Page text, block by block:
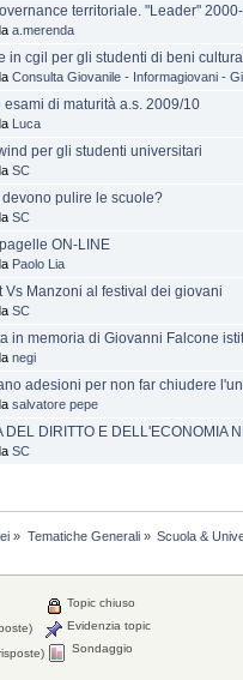
territoriale. "Leader"
a.merenda
in cgil per gli studenti di beni
Consulta Giovanile - Informagiovani -
esami di maturità a.s. 2009/10
Luca
per gli studenti universitari
SC
devono pulire le scuole?
SC
ON-LINE
Paolo Lia
Vs Manzoni al festival dei giovani
SC
in memoria di Giovanni Falcone
negi
adesioni per non far chiudere
salvatore pepe
DEL DIRITTO E DELL'ECONOMIA
SC
» Tematiche Generali» Scuola &
Topic chiuso
Evidenzia topic
Sondaggio